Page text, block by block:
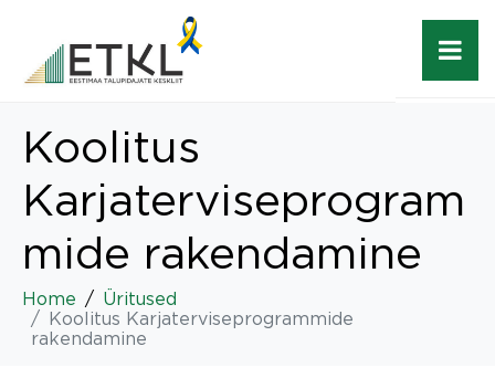
Koolitus
Karjaterviseprogram
mide rakendamine
Home
Üritused
Koolitus Karjaterviseprogrammide
rakendamine